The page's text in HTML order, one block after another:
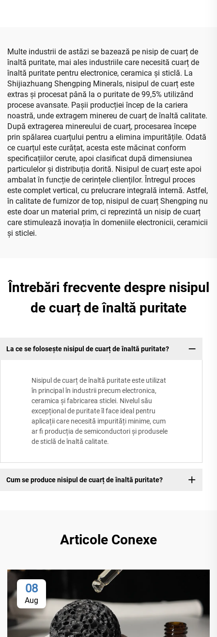
Multe industrii de astăzi se bazează pe nisip de cuarț de
înaltă puritate, mai ales industriile care necesită cuarț de
înaltă puritate pentru electronice, ceramica și sticlă. La
Shijiazhuang Shengping Minerals, nisipul de cuarț este
extras și procesat până la o puritate de 99,5% utilizând
procese avansate. Pașii producției încep de la cariera
noastră, unde extragem minereu de cuarț de înaltă calitate.
După extragerea minereului de cuarț, procesarea începe
prin spălarea cuarțului pentru a elimina impuritățile. Odată
ce cuarțul este curățat, acesta este măcinat conform
specificațiilor cerute, apoi clasificat după dimensiunea
particulelor și distribuția dorită. Nisipul de cuarț este apoi
ambalat în funcție de cerințele clienților. Întregul proces
este complet vertical, cu prelucrare integrală internă. Astfel,
în calitate de furnizor de top, nisipul de cuarț Shengping nu
este doar un material prim, ci reprezintă un nisip de cuarț
care stimulează inovația în domeniile electronicii, ceramicii
și sticlei.
Întrebări frecvente despre nisipul
de cuarț de înaltă puritate
La ce se folosește nisipul de cuarț de înaltă puritate?
Nisipul de cuarț de înaltă puritate este utilizat
în principal în industrii precum electronica,
ceramica și fabricarea sticlei. Nivelul său
excepțional de puritate îl face ideal pentru
aplicații care necesită impurități minime, cum
ar fi producția de semiconductori și produsele
de sticlă de înaltă calitate.
Cum se produce nisipul de cuarț de înaltă puritate?
Articole Conexe
08
Aug